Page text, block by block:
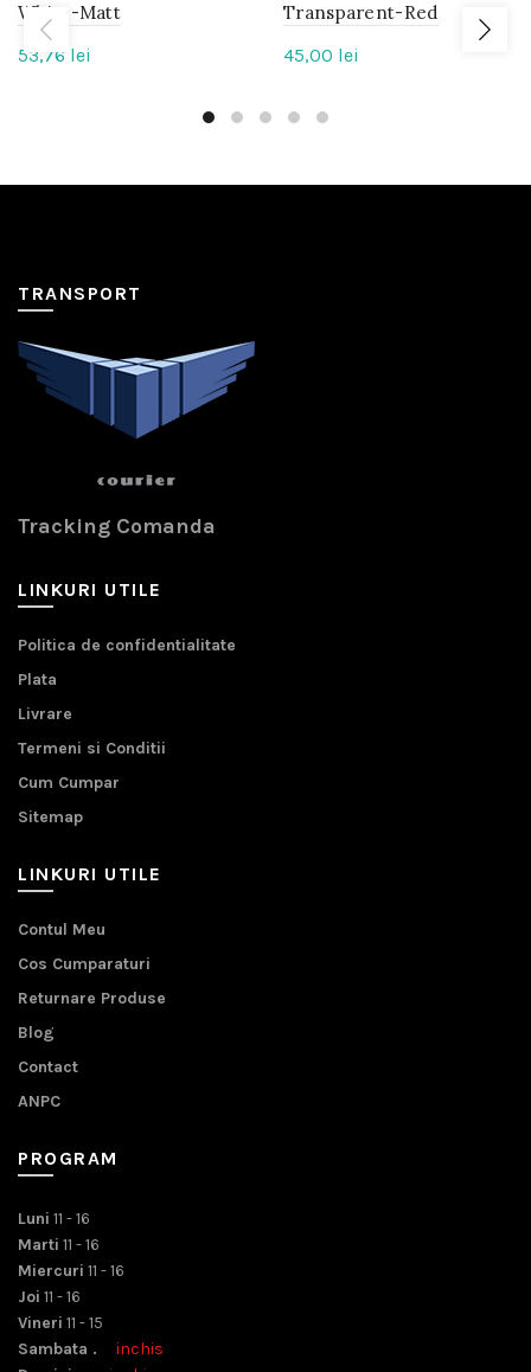
White-Matt
53,76 lei
Transparent-Red
45,00 lei
TRANSPORT
Tracking Comanda
LINKURI UTILE
Politica de confidentialitate
Plata
Livrare
Termeni si Conditii
Cum Cumpar
Sitemap
LINKURI UTILE
Contul Meu
Cos Cumparaturi
Returnare Produse
Blog
Contact
ANPC
PROGRAM
Luni 11 - 16
Marti 11 - 16
Miercuri 11 - 16
Joi 11 - 16
Vineri 11 - 15
Sambata . inchis